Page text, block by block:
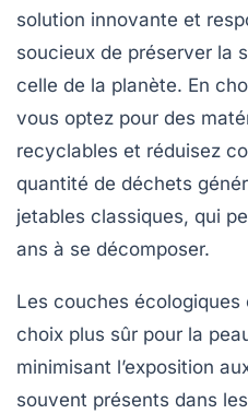
solution innovante et
soucieux de préserver la
celle de la planète. En
vous optez pour des
recyclables et réduisez
quantité de déchets
jetables classiques, qui
ans à se décomposer.
Les couches écologiques
choix plus sûr pour la
minimisant l’exposition
souvent présents dans